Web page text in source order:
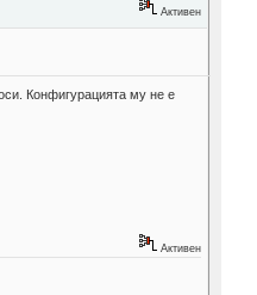
Активен
Конфигурацията му не е
Активен